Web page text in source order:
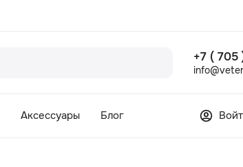
+7 ( 705
Аксессуары Блог